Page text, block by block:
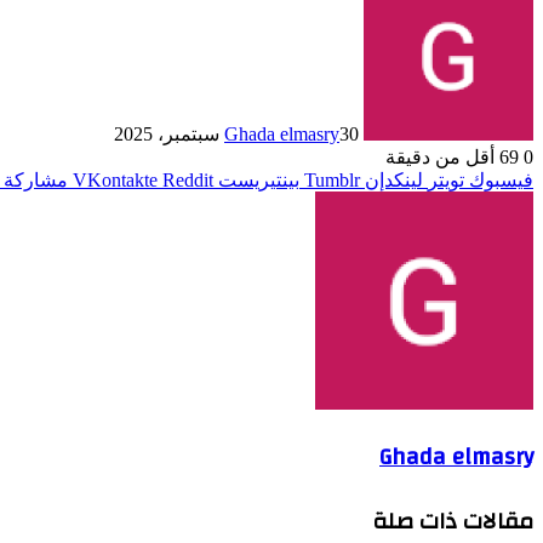
Ghada elmasry30 سبتمبر، 2025
0
أقل من دقيقة
فيسبوك تويتر لينكدإن بينتيريست مشاركة
Ghada elmasry
مقالات ذات صلة